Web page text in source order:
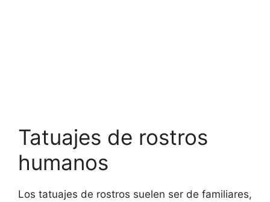
Tatuajes de rostros
humanos
Los tatuajes de rostros suelen ser de familiares,